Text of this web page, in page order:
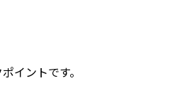
イントです。